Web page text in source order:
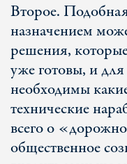
Второе.
назначением
решения,
уже готовы, и
необходимы
технические
всего о
общественное